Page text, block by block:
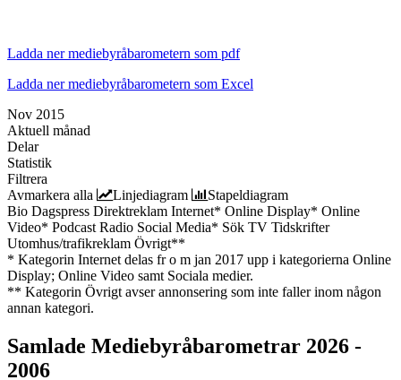
Ladda ner mediebyråbarometern som pdf
Ladda ner mediebyråbarometern som Excel
Nov 2015
Aktuell månad
Delar
Statistik
Filtrera
Avmarkera alla
Linjediagram
Stapeldiagram
Bio Dagspress Direktreklam Internet* Online Display* Online
Video* Podcast Radio Social Media* Sök TV Tidskrifter
Utomhus/trafikreklam Övrigt**
* Kategorin Internet delas fr o m jan 2017 upp i kategorierna Online
Display; Online Video samt Sociala medier.
** Kategorin Övrigt avser annonsering som inte faller inom någon
annan kategori.
Samlade Mediebyråbarometrar 2026 -
2006